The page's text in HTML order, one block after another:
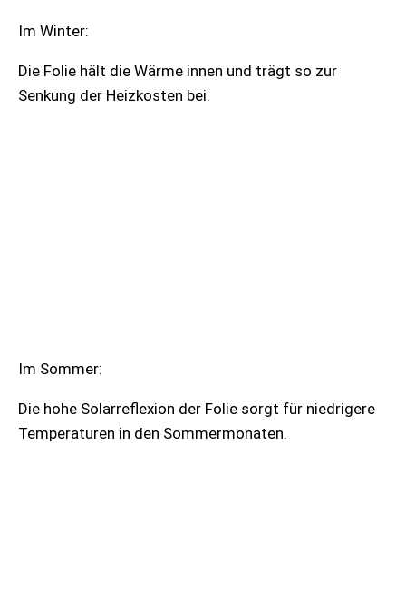
Im Winter:
Die Folie hält die Wärme innen und trägt so zur
Senkung der Heizkosten bei.
Im Sommer:
Die hohe Solarreflexion der Folie sorgt für niedrigere
Temperaturen in den Sommermonaten.